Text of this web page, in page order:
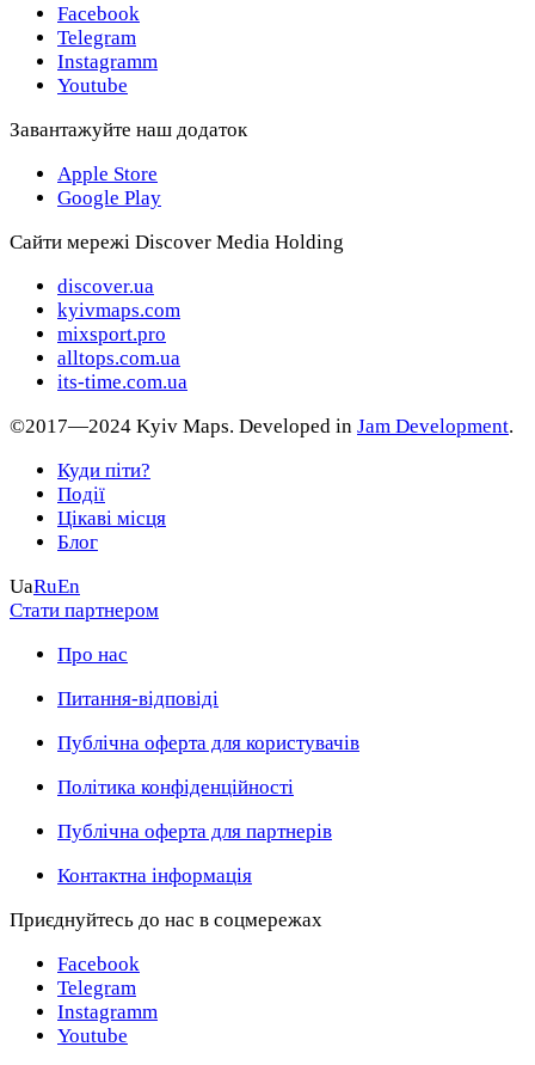
Facebook
Telegram
Instagramm
Youtube
Завантажуйте наш додаток
Apple Store
Google Play
Сайти мережі Discover Media Holding
discover.ua
kyivmaps.com
mixsport.pro
alltops.com.ua
its-time.com.ua
©2017—2024 Kyiv Maps. Developed in Jam Development.
Куди піти?
Події
Цікаві місця
Блог
UaRuEn
Стати партнером
Про нас
Питання-відповіді
Публічна оферта для користувачів
Політика конфіденційності
Публічна оферта для партнерів
Контактна інформація
Приєднуйтесь до нас в соцмережах
Facebook
Telegram
Instagramm
Youtube